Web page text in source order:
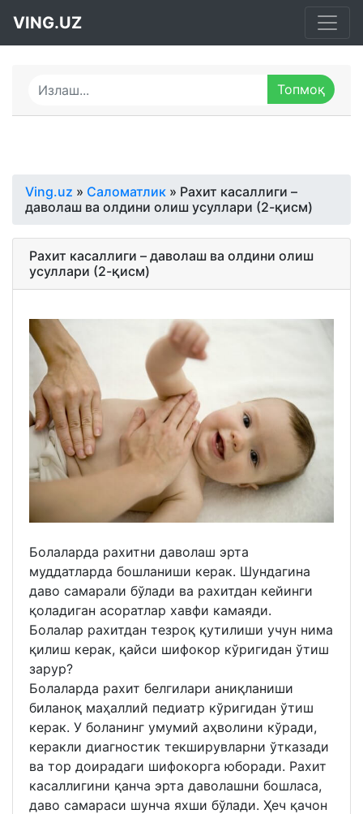
VING.UZ
Ving.uz » Саломатлик » Рахит касаллиги –
даволаш ва олдини олиш усуллари (2-қисм)
Рахит касаллиги – даволаш ва олдини олиш
усуллари (2-қисм)
Болаларда рахитни даволаш эрта
муддатларда бошланиши керак. Шундагина
даво самарали бўлади ва рахитдан кейинги
қоладиган асоратлар хавфи камаяди.
Болалар рахитдан тезроқ қутилиши учун нима
қилиш керак, қайси шифокор кўригидан ўтиш
зарур?
Болаларда рахит белгилари аниқланиши
биланоқ маҳаллий педиатр кўригидан ўтиш
керак. У боланинг умумий аҳволини кўради,
керакли диагностик текширувларни ўтказади
ва тор доирадаги шифокорга юборади. Рахит
касаллигини қанча эрта даволашни бошласа,
даво самараси шунча яхши бўлади. Ҳеч қачон